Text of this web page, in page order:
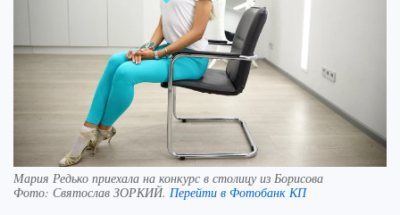
Мария Редько приехала на конкурс в столицу из Борисова
Фото: Святослав ЗОРКИЙ. Перейти в Фотобанк КП